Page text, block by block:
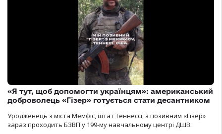
«Я тут, щоб допомогти українцям»: американський
доброволець «Гізер» готується стати десантником
Уродженець з міста Мемфіс, штат Теннессі, з позивним «Гізер»
зараз проходить БЗВП у 199-му навчальному центрі ДШВ.